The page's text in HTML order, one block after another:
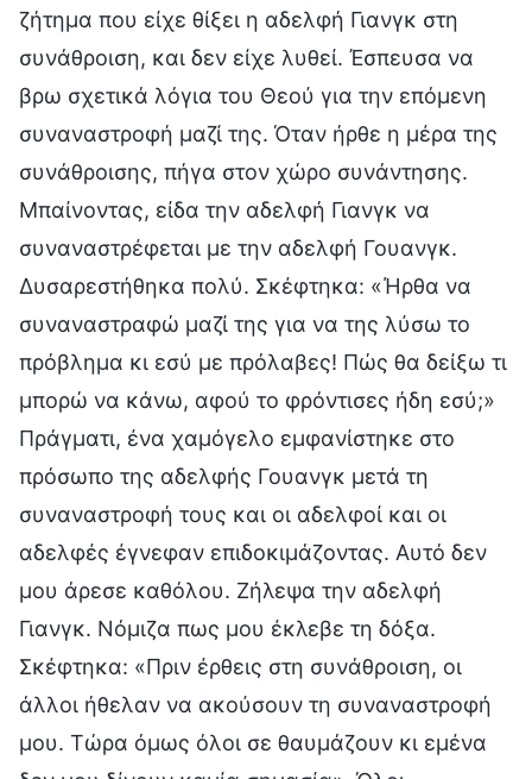
ζήτημα που είχε θίξει η αδελφή Γιανγκ στη
συνάθροιση, και δεν είχε λυθεί. Έσπευσα να
βρω σχετικά λόγια του Θεού για την επόμενη
συναναστροφή μαζί της. Όταν ήρθε η μέρα της
συνάθροισης, πήγα στον χώρο συνάντησης.
Μπαίνοντας, είδα την αδελφή Γιανγκ να
συναναστρέφεται με την αδελφή Γουανγκ.
Δυσαρεστήθηκα πολύ. Σκέφτηκα: «Ήρθα να
συναναστραφώ μαζί της για να της λύσω το
πρόβλημα κι εσύ με πρόλαβες! Πώς θα δείξω τι
μπορώ να κάνω, αφού το φρόντισες ήδη εσύ;»
Πράγματι, ένα χαμόγελο εμφανίστηκε στο
πρόσωπο της αδελφής Γουανγκ μετά τη
συναναστροφή τους και οι αδελφοί και οι
αδελφές έγνεφαν επιδοκιμάζοντας. Αυτό δεν
μου άρεσε καθόλου. Ζήλεψα την αδελφή
Γιανγκ. Νόμιζα πως μου έκλεβε τη δόξα.
Σκέφτηκα: «Πριν έρθεις στη συνάθροιση, οι
άλλοι ήθελαν να ακούσουν τη συναναστροφή
μου. Τώρα όμως όλοι σε θαυμάζουν κι εμένα